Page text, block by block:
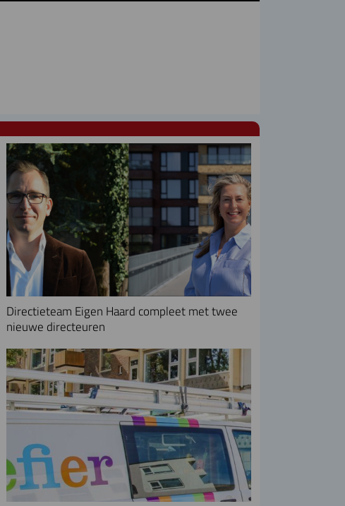
Directieteam Eigen Haard compleet met twee
nieuwe directeuren